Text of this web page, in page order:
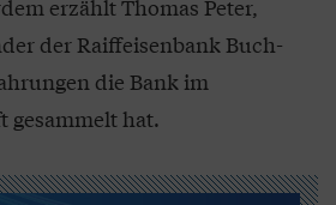
erzählt Thomas Peter,
der Raiffeisenbank Buch-
die Bank im
gesammelt hat.